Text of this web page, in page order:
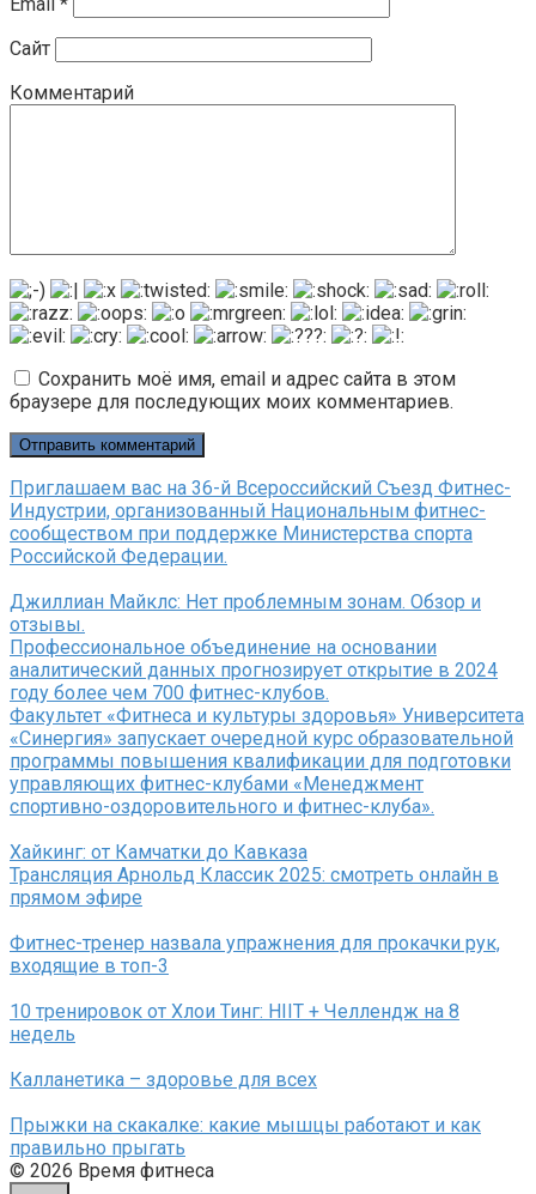
Сайт
Комментарий
Сохранить моё имя, email и адрес сайта в этом
браузере для последующих моих комментариев.
Приглашаем вас на 36-й Всероссийский Съезд Фитнес-
Индустрии, организованный Национальным фитнес-
сообществом при поддержке Министерства спорта
Российской Федерации.
Джиллиан Майклс: Нет проблемным зонам. Обзор и
отзывы.
Профессиональное объединение на основании
аналитический данных прогнозирует открытие в 2024
году более чем 700 фитнес-клубов.
Факультет «Фитнеса и культуры здоровья» Университета
«Синергия» запускает очередной курс образовательной
программы повышения квалификации для подготовки
управляющих фитнес-клубами «Менеджмент
спортивно-оздоровительного и фитнес-клуба».
Хайкинг: от Камчатки до Кавказа
Трансляция Арнольд Классик 2025: смотреть онлайн в
прямом эфире
Фитнес-тренер назвала упражнения для прокачки рук,
входящие в топ-3
10 тренировок от Хлои Тинг: HIIT + Челлендж на 8
недель
Калланетика – здоровье для всех
Прыжки на скакалке: какие мышцы работают и как
правильно прыгать
© 2026 Время фитнеса